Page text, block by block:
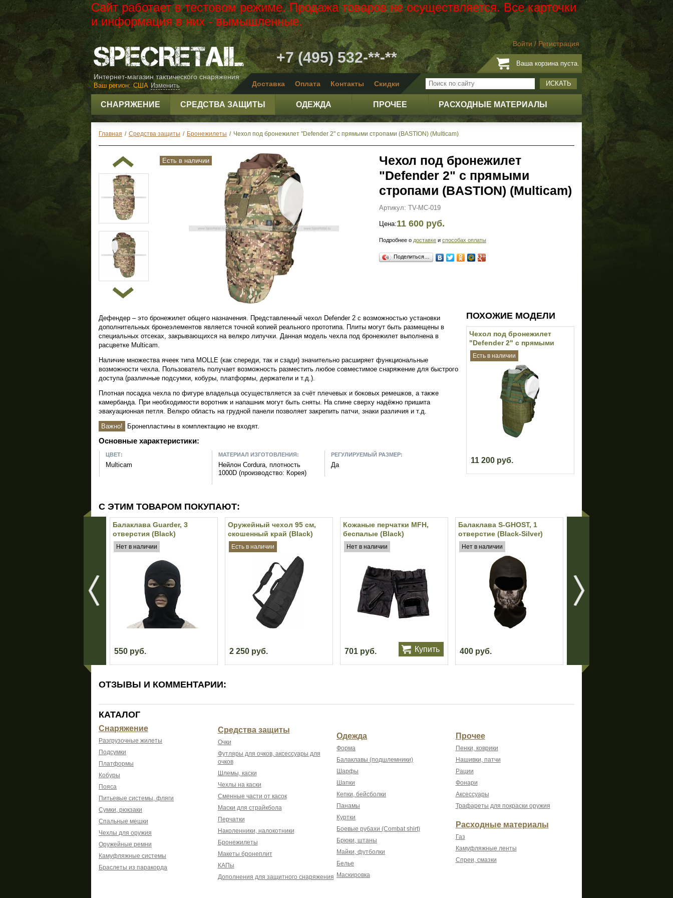
Сайт работает в тестовом режиме. Продажа товаров не осуществляется. Все карточки
и информация в них - вымышленные.
Войти / Регистрация
Ваша корзина пуста.
Интернет-магазин тактического снаряжения
+7 (495) 532-**-**
ИСКАТЬ
Доставка Оплата Контакты Скидки
Изменить
Ваш регион: США
СНАРЯЖЕНИЕ СРЕДСТВА ЗАЩИТЫ ОДЕЖДА ПРОЧЕЕ РАСХОДНЫЕ МАТЕРИАЛЫ
Главная / Средства защиты / Бронежилеты / Чехол под бронежилет "Defender 2" c прямыми стропами (BASTION) (Multicam)
Есть в наличии
Чехол под бронежилет
"Defender 2" c прямыми
стропами (BASTION) (Multicam)
Артикул: TV-MC-019
Цена:11 600 руб.
Подробнее о доставке и способах оплаты
Поделиться…
ПОХОЖИЕ МОДЕЛИ
Чехол под бронежилет
"Defender 2" c прямыми
стропами (BASTION) (Olive)
Есть в наличии
11 200 руб.
Дефендер – это бронежилет общего назначения. Представленный чехол Defender 2 с возможностью установки
дополнительных бронеэлементов является точной копией реального прототипа. Плиты могут быть размещены в
специальных отсеках, закрывающихся на велкро липучки. Данная модель чехла под бронежилет выполнена в
расцветке Multicam.
Наличие множества ячеек типа MOLLE (как спереди, так и сзади) значительно расширяет функциональные
возможности чехла. Пользователь получает возможность разместить любое совместимое снаряжение для быстрого
доступа (различные подсумки, кобуры, платформы, держатели и т.д.).
Плотная посадка чехла по фигуре владельца осуществляется за счёт плечевых и боковых ремешков, а также
камербанда. При необходимости воротник и напашник могут быть сняты. На спине сверху надёжно пришита
эвакуационная петля. Велкро область на грудной панели позволяет закрепить патчи, знаки различия и т.д.
Важно!
Бронепластины в комплектацию не входят.
Основные характеристики:
ЦВЕТ:
Multicam
МАТЕРИАЛ ИЗГОТОВЛЕНИЯ:
Нейлон Cordura, плотность
1000D (производство: Корея)
РЕГУЛИРУЕМЫЙ РАЗМЕР:
Да
С ЭТИМ ТОВАРОМ ПОКУПАЮТ:
Балаклава Guarder, 3
отверстия (Black)
Нет в наличии
550 руб.
Оружейный чехол 95 см,
скошенный край (Black)
Есть в наличии
2 250 руб.
Кожаные перчатки MFH,
беспалые (Black)
Нет в наличии
701 руб. Купить
Балаклава S-GHOST, 1
отверстие (Black-Silver)
Нет в наличии
400 руб.
ОТЗЫВЫ И КОММЕНТАРИИ:
КАТАЛОГ
Снаряжение
Разгрузочные жилеты
Подсумки
Платформы
Кобуры
Пояса
Питьевые системы, фляги
Сумки, рюкзаки
Спальные мешки
Чехлы для оружия
Оружейные ремни
Камуфляжные системы
Браслеты из паракорда
Средства защиты
Очки
Футляры для очков, аксессуары для
очков
Шлемы, каски
Чехлы на каски
Сменные части от касок
Маски для страйкбола
Перчатки
Наколенники, налокотники
Бронежилеты
Макеты бронеплит
КАПы
Дополнения для защитного снаряжения
Одежда
Форма
Балаклавы (подшлемники)
Шарфы
Шапки
Кепки, бейсболки
Панамы
Куртки
Боевые рубахи (Combat shirt)
Брюки, штаны
Майки, футболки
Белье
Маскировка
Прочее
Пенки, коврики
Нашивки, патчи
Рации
Фонари
Аксессуары
Трафареты для покраски оружия
Расходные материалы
Газ
Камуфляжные ленты
Спреи, смазки